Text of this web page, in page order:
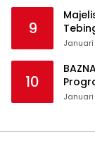
9
Januari
10
Januari